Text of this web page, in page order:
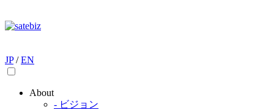
JP / EN
About
- ビジョン